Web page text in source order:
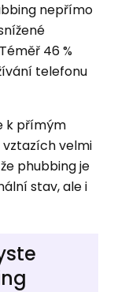
nepřímo
46 %
telefonu
k přímým
vztazích velmi
phubbing je
stav, ale i